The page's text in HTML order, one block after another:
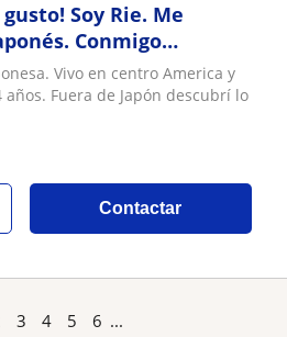
Soy Rie. Me
Conmigo
desarrollando 4
escuchar y leer
Vivo en centro America y
Fuera de Japón descubrí lo
Contactar
3 4 5 6 ...